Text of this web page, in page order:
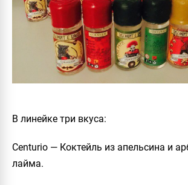
В линейке три вкуса:
Centurio — Коктейль из апельсина и
лайма.